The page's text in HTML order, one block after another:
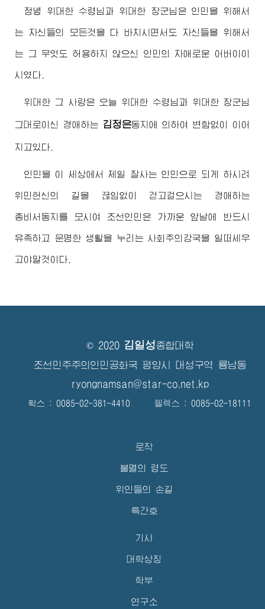
정녕 위대한 수령님 과위대한 장군님 은 인민을 위해서
는 자신들의 모든것을 다 바치시면서도 자신들을 위해서
는 그 무엇도 허용하지 않으신 인민의 자애로운 어버이 이
시였다.
위대한 그 사랑은 오늘 위대한 수령님 과 위대한 장군님
그대로이신 경애하는 김정은동지 에 의하여 변함없이 이어
지고있다.
인민을 이 세상에서 제일 잘사는 인민으로 되게 하시려
위민헌신의 길을 끊임없이 걷고걸으시는 경애하는
총비서동지 를 모시여 조선인민은 가까운 앞날에 반드시
유족하고 문명한 생활을 누리는 사회주의강국을 일떠세우
고야말것이다.
© 2020 김일성종합대학
조선민주주의인민공화국 평양시 대성구역 룡남동
ryongnamsan@star-co.net.kp
확스 : 0085-02-381-4410 텔렉스 : 0085-02-18111
로작
불멸의 령도
위인들의 손길
특간호
기사
대학상징
학부
연구소